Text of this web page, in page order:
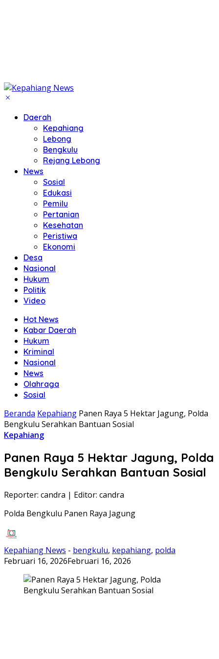
Daerah
Kepahiang
Lebong
Bengkulu
Rejang Lebong
News
Sosial
Edukasi
Pemilu
Pertanian
Kesehatan
Peristiwa
Ekonomi
Desa
Nasional
Hukum
Politik
Video
Hot News
Kabar Daerah
Hukum
Kriminal
Nasional
News
Olahraga
Sosial
Beranda Kepahiang Panen Raya 5 Hektar Jagung, Polda
Bengkulu Serahkan Bantuan Sosial
Kepahiang
Panen Raya 5 Hektar Jagung, Polda
Bengkulu Serahkan Bantuan Sosial
Reporter: candra | Editor: candra
Polda Bengkulu Panen Raya Jagung
Kepahiang News - bengkulu, kepahiang, polda
Februari 16, 2026Februari 16, 2026